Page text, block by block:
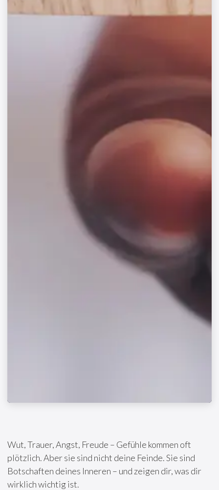
Wut, Trauer, Angst, Freude – Gefühle kommen oft
plötzlich. Aber sie sind nicht deine Feinde. Sie sind
Botschaften deines Inneren – und zeigen dir, was dir
wirklich wichtig ist.